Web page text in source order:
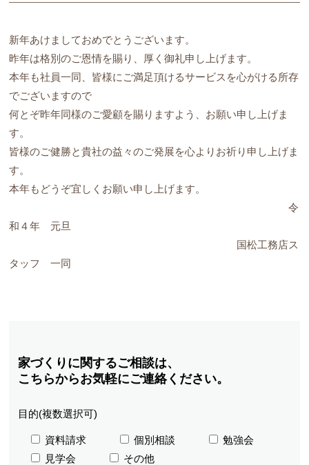
新年あけましておめでとうございます。
昨年は格別のご恩情を賜り、厚く御礼申し上げます。
本年も社員一同、皆様にご満足頂けるサービスを心がける所存
でございますので
何とぞ昨年同様のご愛顧を賜りますよう、お願い申し上げま
す。
皆様のご健勝と貴社の益々のご発展を心よりお祈り申し上げま
す。
本年もどうぞ宜しくお願い申し上げます。
令
和４年 元旦
国松工務店ス
タッフ 一同
家づくりに関するご相談は、
こちらからお気軽にご連絡ください。
目的(複数選択可)
資料請求 個別相談
勉強会
見学会
その他